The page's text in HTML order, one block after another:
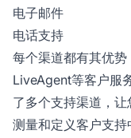
电子邮件
电话支持
每个渠道都有其优势
LiveAgent等客户服
了多个支持渠道，让
测量和定义客户支持